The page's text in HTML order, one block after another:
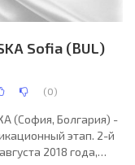
Sofia (BUL)
(0)
(София, Болгария) -
этап. 2-й
2018 года,